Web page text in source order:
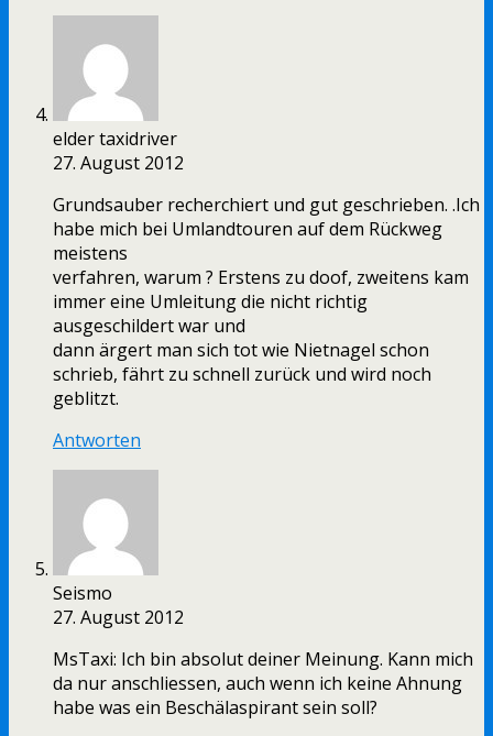
elder taxidriver
27. August 2012
Grundsauber recherchiert und gut geschrieben. .Ich
habe mich bei Umlandtouren auf dem Rückweg
meistens
verfahren, warum ? Erstens zu doof, zweitens kam
immer eine Umleitung die nicht richtig
ausgeschildert war und
dann ärgert man sich tot wie Nietnagel schon
schrieb, fährt zu schnell zurück und wird noch
geblitzt.
Antworten
Seismo
27. August 2012
MsTaxi: Ich bin absolut deiner Meinung. Kann mich
da nur anschliessen, auch wenn ich keine Ahnung
habe was ein Beschälaspirant sein soll?